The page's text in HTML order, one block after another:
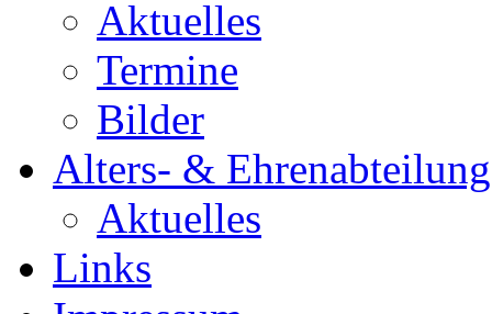
Aktuelles
Termine
Bilder
Alters- & Ehrenabteilung
Aktuelles
Links